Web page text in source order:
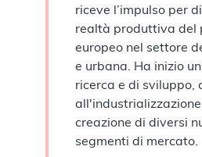
riceve l’impulso per
realtà produttiva del
europeo nel settore
e urbana. Ha inizio
ricerca e di sviluppo,
creazione di diversi
segmenti di mercato.